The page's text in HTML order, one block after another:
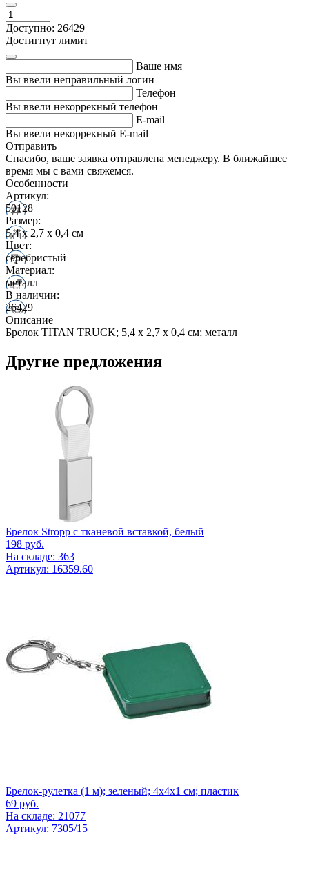
Доступно: 26429
Достигнут лимит
Ваше имя
Вы ввели неправильный логин
Телефон
Вы ввели некоррекный телефон
E-mail
Вы ввели некоррекный E-mail
Отправить
Спасибо, ваше заявка отправлена менеджеру. В ближайшее
время мы с вами свяжемся.
Особенности
Артикул:
50128
Размер:
5,4 x 2,7 x 0,4 см
Цвет:
серебристый
Материал:
металл
В наличии:
26429
Описание
Брелок TITAN TRUCK; 5,4 x 2,7 x 0,4 см; металл
Другие предложения
Брелок Stropp с тканевой вставкой, белый
198 руб.
На складе: 363
Артикул: 16359.60
Брелок-рулетка (1 м); зеленый; 4х4х1 см; пластик
69 руб.
На складе: 21077
Артикул: 7305/15